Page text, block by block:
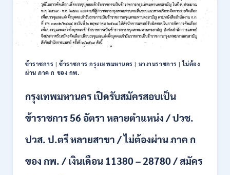
บรรจุ
เป็น
พนักงาน
รัฐวิสาหกิจ
16
/
ป.ตรี
ส
+
ไป
เงิน
ข้าราชการ |ข้าราชการ กรุงเทพมหานคร | หางานราชการ |ไม่ต้อง
ผ่าน ภาค ก ของ กพ.
กรุงเทพมหานคร เปิดรับสมัครสอบเป็น
ข้าราชการ 56 อัตรา หลายตำแหน่ง / ปวช.
ปวส. ป.ตรี หลายสาขา / ไม่ต้องผ่าน ภาค ก
ของ กพ. / เงินเดือน 11380 – 28780 / สมัคร